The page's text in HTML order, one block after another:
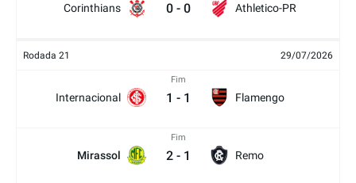
Corinthians 0 - 0 Athletico-PR
Rodada 21 29/07/2026
Internacional
Fim
1 - 1 Flamengo
Mirassol
Fim
2 - 1 Remo